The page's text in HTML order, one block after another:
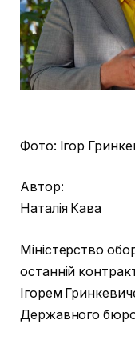
Фото: Ігор
Автор:
Наталія Кава
Міністерство
останній
Ігорем
Державного бюро